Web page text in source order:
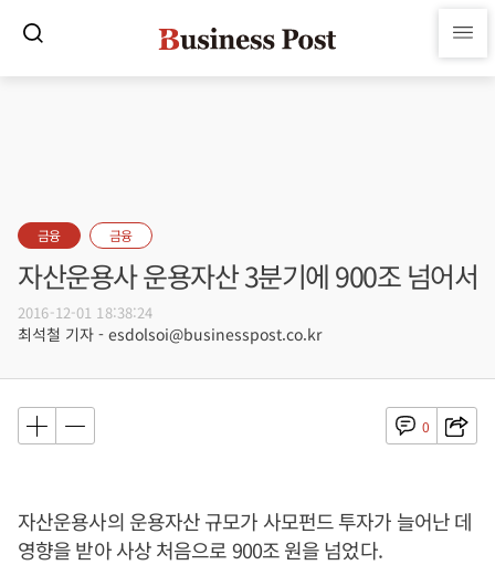
금융 금융
자산운용사 운용자산 3분기에 900조 넘어서
2016-12-01 18:38:24
최석철 기자 - esdolsoi@businesspost.co.kr
0
자산운용사의 운용자산 규모가 사모펀드 투자가 늘어난 데
영향을 받아 사상 처음으로 900조 원을 넘었다.